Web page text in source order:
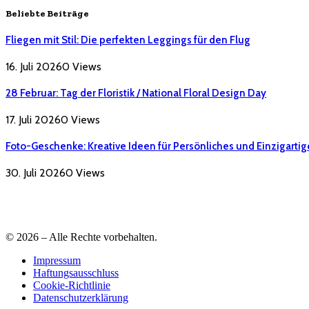
Beliebte Beiträge
Fliegen mit Stil: Die perfekten Leggings für den Flug
16. Juli 20260 Views
28 Februar: Tag der Floristik / National Floral Design Day
17. Juli 20260 Views
Foto-Geschenke: Kreative Ideen für Persönliches und
30. Juli 20260 Views
© 2026 – Alle Rechte vorbehalten.
Impressum
Haftungsausschluss
Cookie-Richtlinie
Datenschutzerklärung